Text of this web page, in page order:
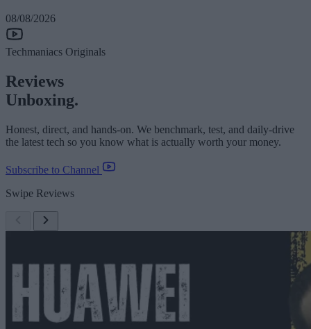
08/08/2026
Techmaniacs Originals
Reviews
Unboxing.
Honest, direct, and hands-on. We benchmark, test, and daily-drive
the latest tech so you know what is actually worth your money.
Subscribe to Channel
Swipe Reviews